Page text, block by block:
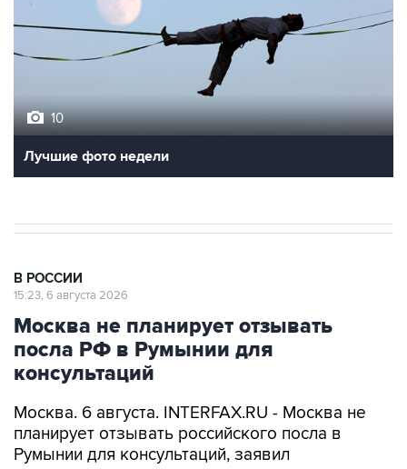
10
Лучшие фото недели
В РОССИИ
15:23, 6 августа 2026
Москва не планирует отзывать
посла РФ в Румынии для
консультаций
Москва. 6 августа. INTERFAX.RU - Москва не
планирует отзывать российского посла в
Румынии для консультаций, заявил